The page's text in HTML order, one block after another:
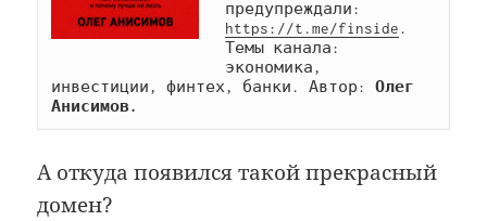
https://t.me/finside .
Темы канала:
экономика,
инвестиции, финтех, банки. Автор: Олег
Анисимов.
А откуда появился такой прекрасный
домен?